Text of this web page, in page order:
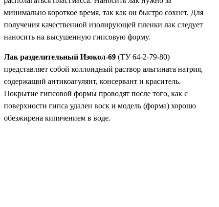
минимально короткое время, так как он быстро сохнет. Для
получения качественной изолирующей пленки лак следует
наносить на высушенную гипсовую форму.
Лак разделительный Изокол-69 (ТУ 64-2-79-80)
представляет собой коллоидный раствор альгината натрия,
содержащий антикоагулянт, консервант и краситель.
Покрытие гипсовой формы проводят после того, как с
поверхности гипса удален воск и модель (форма) хорошо
обезжирена кипячением в воде.